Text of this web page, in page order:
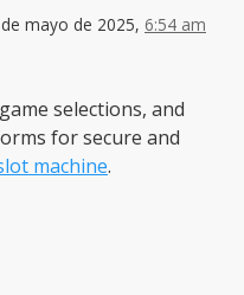
mayo de 2025, 6:54 am
selections, and
for secure and
machine.